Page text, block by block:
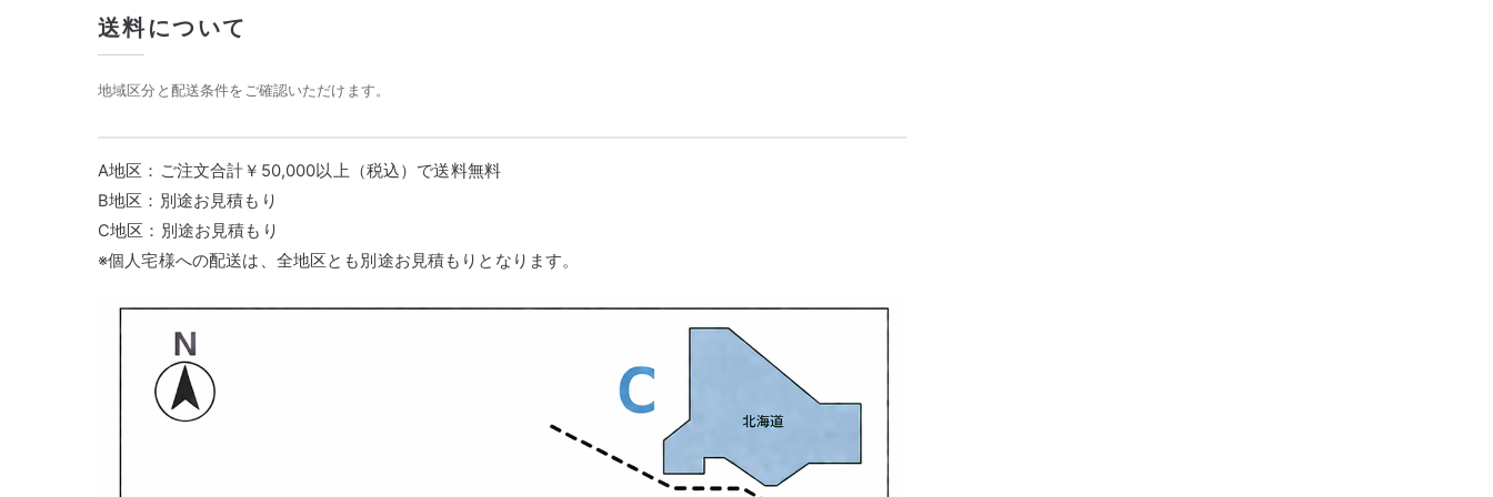
送料について
地域区分と配送条件をご確認いただけます。
A地区：ご注文合計￥50,000以上（税込）で送料無料
B地区：別途お見積もり
C地区：別途お見積もり
※個人宅様への配送は、全地区とも別途お見積もりとなります。